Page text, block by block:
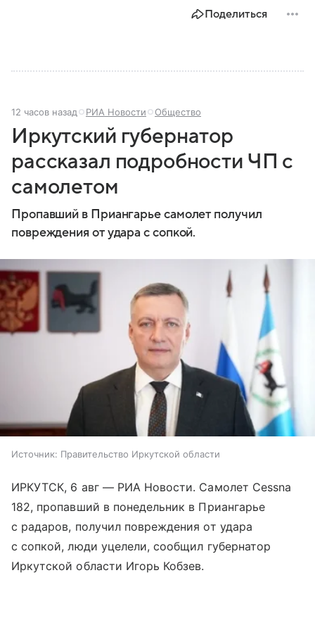
Поделиться
12 часов назад РИА Новости Общество
Иркутский губернатор
рассказал подробности ЧП с
самолетом
Пропавший в Приангарье самолет получил
повреждения от удара с сопкой.
Источник: Правительство Иркутской области
ИРКУТСК, 6 авг — РИА Новости. Самолет Cessna
182, пропавший в понедельник в Приангарье
с радаров, получил повреждения от удара
с сопкой, люди уцелели, сообщил губернатор
Иркутской области Игорь Кобзев.